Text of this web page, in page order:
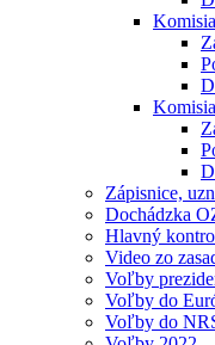
Zápisnice,
Dochádzka
Hlavný
Video zo
Voľby
Voľby do
Voľby do